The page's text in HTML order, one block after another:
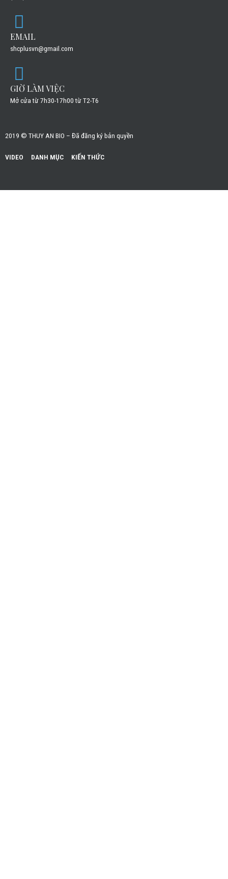
EMAIL
shcplusvn@gmail.com
GIỜ LÀM VIỆC
Mở cửa từ 7h30-17h00 từ T2-T6
2019 © THUY AN BIO – Đã đăng ký bản quyền
VIDEO DANH MỤC KIẾN THỨC